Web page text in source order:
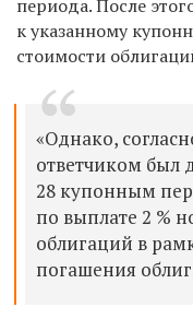
периода. После
к указанному
стоимости
«Однако,
ответчиком был
28 купонным
по выплате 2 %
облигаций в
погашения